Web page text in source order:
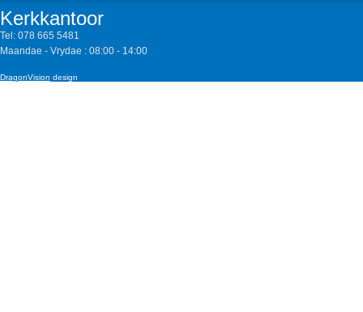
Kerkkantoor
Tel: 078 665 5481
Maandae - Vrydae : 08:00 - 14:00
DragonVision design